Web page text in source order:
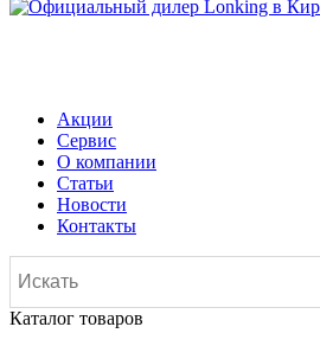
Акции
Сервис
О компании
Статьи
Новости
Контакты
Каталог товаров